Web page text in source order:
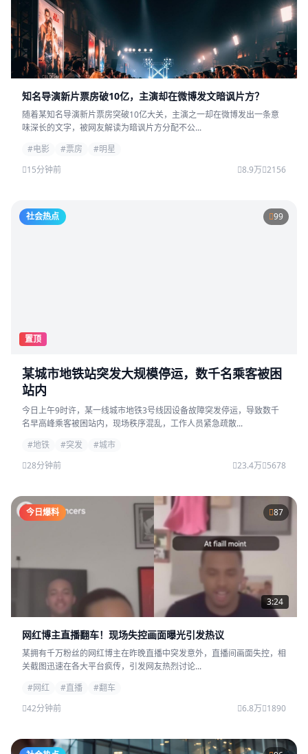
知名导演新片票房破10亿，主演却在微博发文暗讽片方？
随着某知名导演新片票房突破10亿大关，主演之一却在微博发出一条意
味深长的文字，被网友解读为暗讽片方分配不公...
#电影
#票房
#明星
15分钟前
8.9万 2156
社会热点 99
置顶
某城市地铁站突发大规模停运，数千名乘客被困
站内
今日上午9时许，某一线城市地铁3号线因设备故障突发停运，导致数千
名早高峰乘客被困站内，现场秩序混乱，工作人员紧急疏散...
#地铁
#突发
#城市
28分钟前
23.4万 5678
今日爆料 87
3:24
网红博主直播翻车！现场失控画面曝光引发热议
某拥有千万粉丝的网红博主在昨晚直播中突发意外，直播间画面失控，相
关截图迅速在各大平台疯传，引发网友热烈讨论...
#网红
#直播
#翻车
42分钟前
6.8万 1890